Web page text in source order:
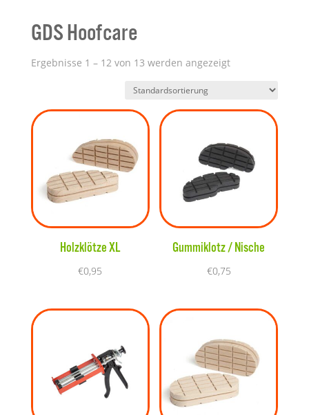
GDS Hoofcare
Ergebnisse 1 – 12 von 13 werden angezeigt
Holzklötze XL
€0,95
Gummiklotz / Nische
€0,75